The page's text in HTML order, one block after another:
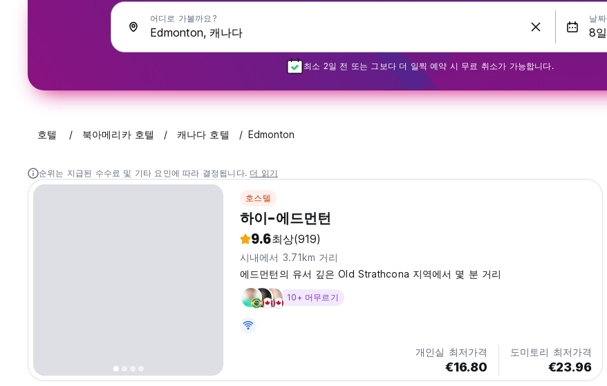
어디로 가볼까요? 날짜
최소 2일 전 또는 그보다 더 일찍 예약 시 무료 취소가 가능합니다.
호텔 북아메리카 호텔 캐나다 호텔 Edmonton
순위는 지급된 수수료 및 기타 요인에 따라 결정됩니다. 더 읽기
호스텔
하이-에드먼턴
9.6최상(919)
시내에서 3.71km 거리
에드먼턴의 유서 깊은 Old Strathcona 지역에서 몇 분 거리
10+ 머무르기
개인실 최저가격
€16.80
도미토리 최저가격
€23.96